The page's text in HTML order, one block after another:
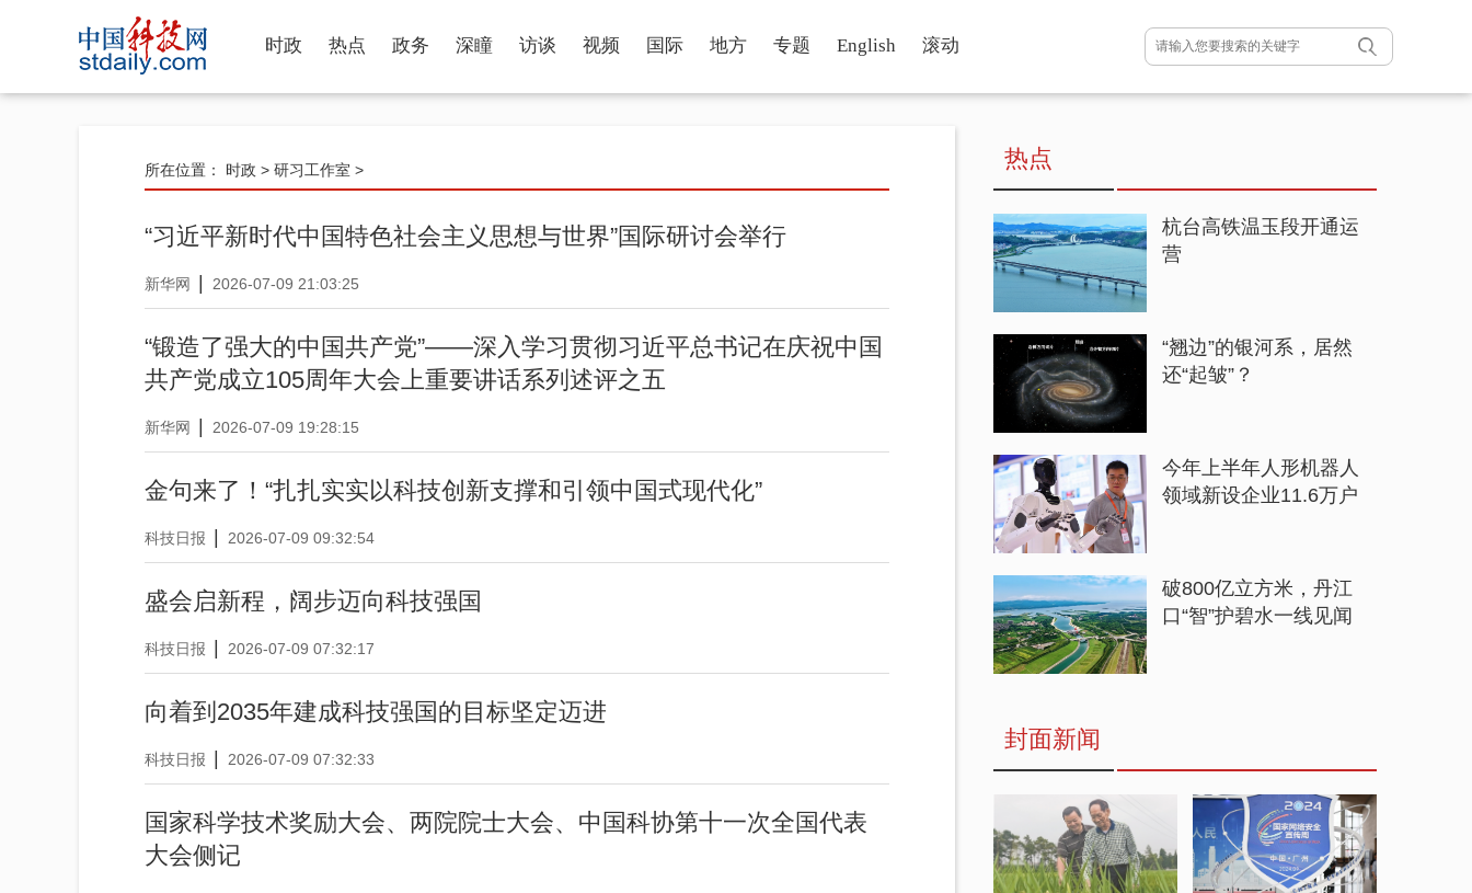
时政 热点 政务 深瞳 访谈 视频 国际 地方 专题 English 滚动
所在位置： 时政 > 研习工作室 >
“习近平新时代中国特色社会主义思想与世界”国际研讨会举行
新华网 2026-07-09 21:03:25
“锻造了强大的中国共产党”——深入学习贯彻习近平总书记在庆祝中国
共产党成立105周年大会上重要讲话系列述评之五
新华网 2026-07-09 19:28:15
金句来了！“扎扎实实以科技创新支撑和引领中国式现代化”
科技日报 2026-07-09 09:32:54
盛会启新程，阔步迈向科技强国
科技日报 2026-07-09 07:32:17
向着到2035年建成科技强国的目标坚定迈进
科技日报 2026-07-09 07:32:33
国家科学技术奖励大会、两院院士大会、中国科协第十一次全国代表
大会侧记
热点
杭台高铁温玉段开通运
营
“翘边”的银河系，居然
还“起皱”？
今年上半年人形机器人
领域新设企业11.6万户
破800亿立方米，丹江
口“智”护碧水一线见闻
封面新闻